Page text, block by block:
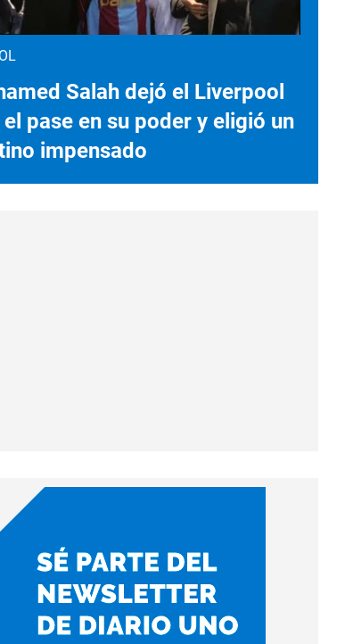
Salah dejó el Liverpool
pase en su poder y eligió un
impensado